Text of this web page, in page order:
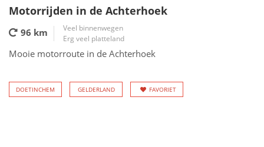
Motorrijden in de Achterhoek
96 km
Veel binnenwegen
Erg veel platteland
Mooie motorroute in de Achterhoek
DOETINCHEM GELDERLAND FAVORIET